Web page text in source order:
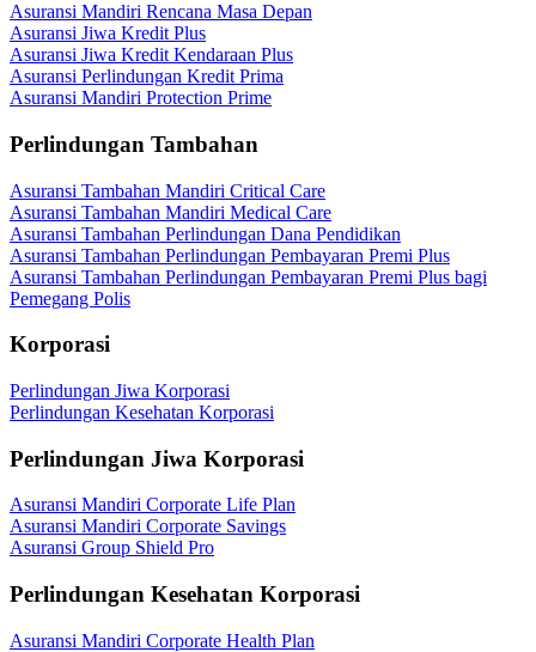
Asuransi Mandiri Rencana Masa Depan
Asuransi Jiwa Kredit Plus
Asuransi Jiwa Kredit Kendaraan Plus
Asuransi Perlindungan Kredit Prima
Asuransi Mandiri Protection Prime
Perlindungan Tambahan
Asuransi Tambahan Mandiri Critical Care
Asuransi Tambahan Mandiri Medical Care
Asuransi Tambahan Perlindungan Dana Pendidikan
Asuransi Tambahan Perlindungan Pembayaran Premi Plus
Asuransi Tambahan Perlindungan Pembayaran Premi Plus bagi
Pemegang Polis
Korporasi
Perlindungan Jiwa Korporasi
Perlindungan Kesehatan Korporasi
Perlindungan Jiwa Korporasi
Asuransi Mandiri Corporate Life Plan
Asuransi Mandiri Corporate Savings
Asuransi Group Shield Pro
Perlindungan Kesehatan Korporasi
Asuransi Mandiri Corporate Health Plan